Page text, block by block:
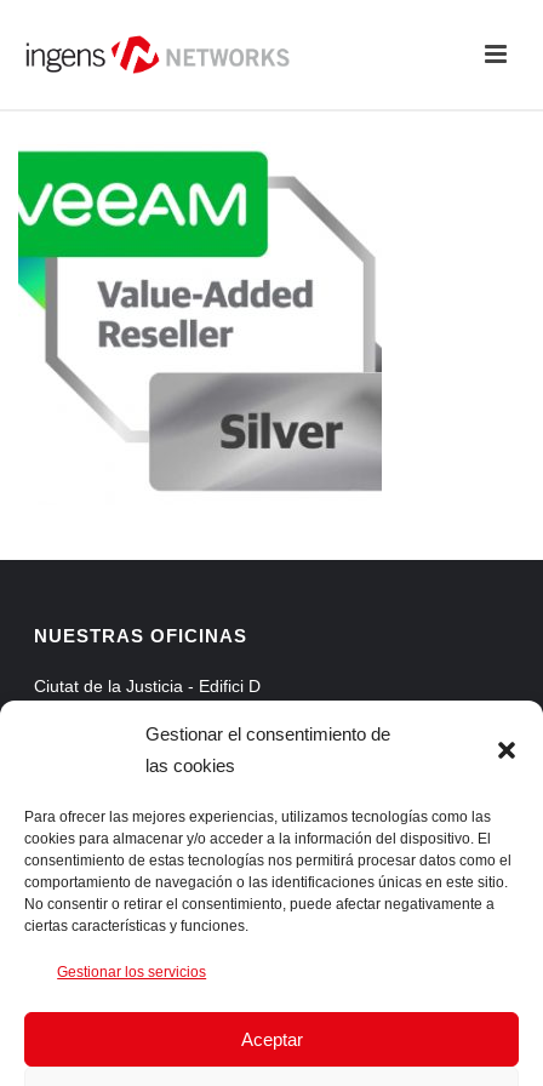
Gestionar el consentimiento de
las cookies
Para ofrecer las mejores experiencias, utilizamos tecnologías como las
cookies para almacenar y/o acceder a la información del dispositivo. El
consentimiento de estas tecnologías nos permitirá procesar datos como el
comportamiento de navegación o las identificaciones únicas en este sitio.
No consentir o retirar el consentimiento, puede afectar negativamente a
ciertas características y funciones.
Gestionar los servicios
Aceptar
NUESTRAS OFICINAS
Ciutat de la Justicia - Edifici D
Extranet
ProAssist
SSLVPN
CONTACTA CON NOSOTROS